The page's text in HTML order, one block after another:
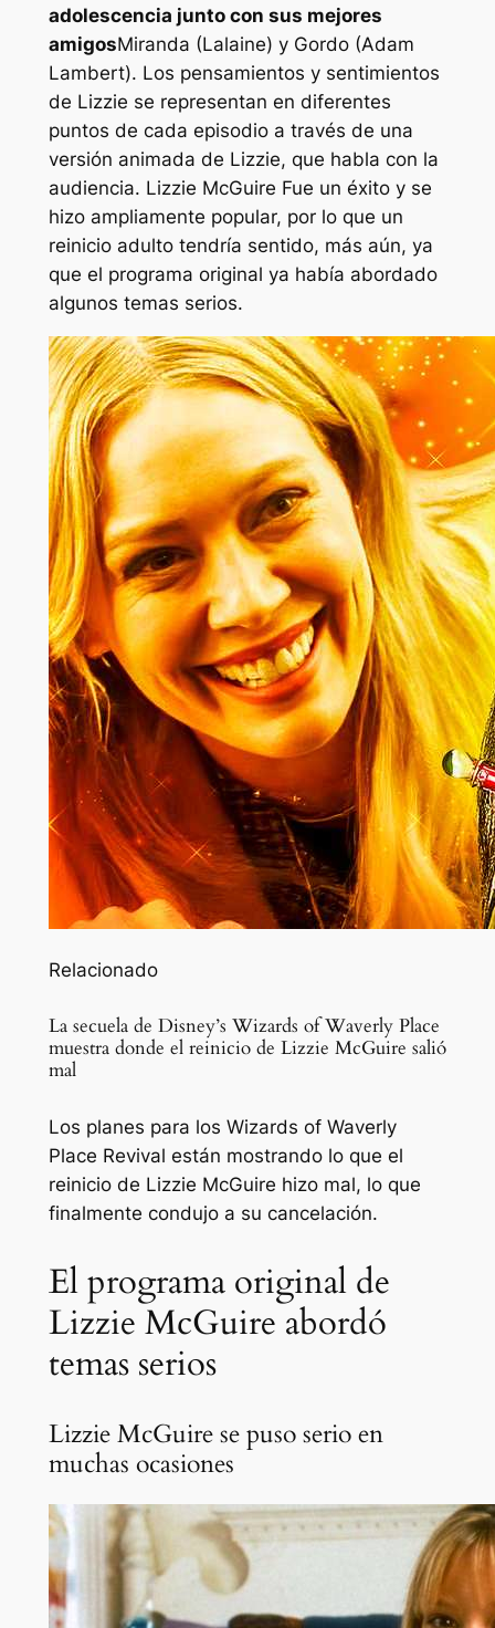
adolescencia junto con sus mejores
amigosMiranda (Lalaine) y Gordo (Adam
Lambert). Los pensamientos y sentimientos
de Lizzie se representan en diferentes
puntos de cada episodio a través de una
versión animada de Lizzie, que habla con la
audiencia. Lizzie McGuire Fue un éxito y se
hizo ampliamente popular, por lo que un
reinicio adulto tendría sentido, más aún, ya
que el programa original ya había abordado
algunos temas serios.
Relacionado
La secuela de Disney’s Wizards of Waverly Place
muestra donde el reinicio de Lizzie McGuire salió
mal
Los planes para los Wizards of Waverly
Place Revival están mostrando lo que el
reinicio de Lizzie McGuire hizo mal, lo que
finalmente condujo a su cancelación.
El programa original de
Lizzie McGuire abordó
temas serios
Lizzie McGuire se puso serio en
muchas ocasiones